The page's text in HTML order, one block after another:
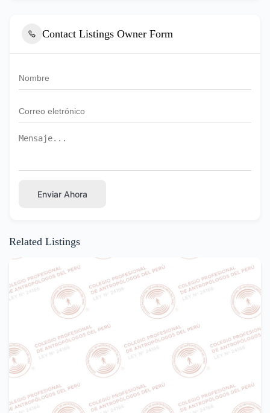
Contact Listings Owner Form
Enviar Ahora
Related Listings